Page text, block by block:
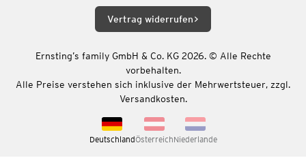
Vertrag widerrufen
Ernsting’s family GmbH & Co. KG 2026. © Alle Rechte
vorbehalten.
Alle Preise verstehen sich inklusive der Mehrwertsteuer, zzgl.
Versandkosten.
DeutschlandÖsterreichNiederlande